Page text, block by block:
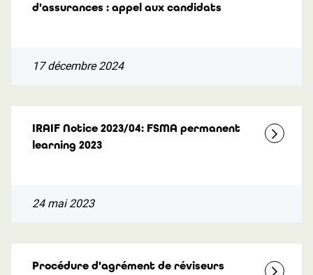
d'assurances : appel aux candidats
17 décembre 2024
IRAIF Notice 2023/04: FSMA permanent
learning 2023
24 mai 2023
Procédure d'agrément de réviseurs